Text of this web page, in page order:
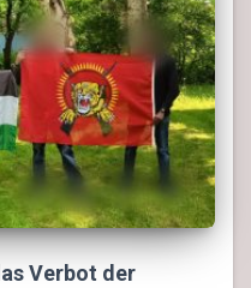
Verbot der